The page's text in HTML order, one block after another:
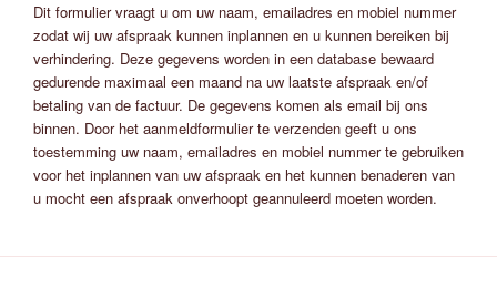
Dit formulier vraagt u om uw naam, emailadres en mobiel nummer
zodat wij uw afspraak kunnen inplannen en u kunnen bereiken bij
verhindering. Deze gegevens worden in een database bewaard
gedurende maximaal een maand na uw laatste afspraak en/of
betaling van de factuur. De gegevens komen als email bij ons
binnen. Door het aanmeldformulier te verzenden geeft u ons
toestemming uw naam, emailadres en mobiel nummer te gebruiken
voor het inplannen van uw afspraak en het kunnen benaderen van
u mocht een afspraak onverhoopt geannuleerd moeten worden.